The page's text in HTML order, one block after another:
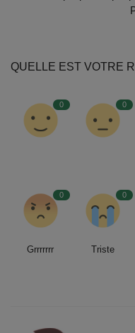
QUELLE EST VOTRE
0 0
0
Grrrrrrr
0
Triste